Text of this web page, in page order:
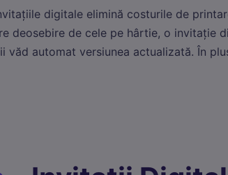
digitale elimină costurile de
deosebire de cele pe hârtie, o invitație
automat versiunea actualizată. În